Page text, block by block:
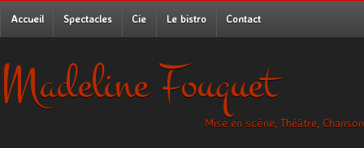
Accueil Spectacles Cie Le bistro Contact
Madeline Fouquet
Mise en scène, Théâtre, Chanson